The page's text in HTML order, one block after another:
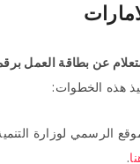
عن بطاقة العمل
هذه الخطوات:
الرسمي لوزارة
.